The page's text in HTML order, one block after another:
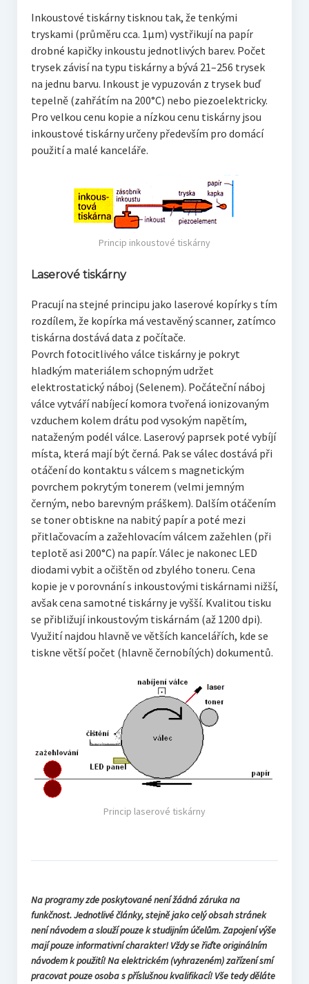
Inkoustové tiskárny tisknou tak, že tenkými
tryskami (průměru cca. 1μm) vystřikují na papír
drobné kapičky inkoustu jednotlivých barev. Počet
trysek závisí na typu tiskárny a bývá 21–256 trysek
na jednu barvu. Inkoust je vypuzován z trysek buď
tepelně (zahřátím na 200°C) nebo piezoelektricky.
Pro velkou cenu kopie a nízkou cenu tiskárny jsou
inkoustové tiskárny určeny především pro domácí
použití a malé kanceláře.
Princip inkoustové tiskárny
Laserové tiskárny
Pracují na stejné principu jako laserové kopírky s tím
rozdílem, že kopírka má vestavěný scanner, zatímco
tiskárna dostává data z počítače.
Povrch fotocitlivého válce tiskárny je pokryt
hladkým materiálem schopným udržet
elektrostatický náboj (Selenem). Počáteční náboj
válce vytváří nabíjecí komora tvořená ionizovaným
vzduchem kolem drátu pod vysokým napětím,
nataženým podél válce. Laserový paprsek poté vybíjí
místa, která mají být černá. Pak se válec dostává při
otáčení do kontaktu s válcem s magnetickým
povrchem pokrytým tonerem (velmi jemným
černým, nebo barevným práškem). Dalším otáčením
se toner obtiskne na nabitý papír a poté mezi
přitlačovacím a zažehlovacím válcem zažehlen (při
teplotě asi 200°C) na papír. Válec je nakonec LED
diodami vybit a očištěn od zbylého toneru. Cena
kopie je v porovnání s inkoustovými tiskárnami nižší,
avšak cena samotné tiskárny je vyšší. Kvalitou tisku
se přibližují inkoustovým tiskárnám (až 1200 dpi).
Využití najdou hlavně ve větších kancelářích, kde se
tiskne větší počet (hlavně černobílých) dokumentů.
Princip laserové tiskárny
Na programy zde poskytované není žádná záruka na
funkčnost. Jednotlivé články, stejně jako celý obsah stránek
není návodem a slouží pouze k studijním účelům. Zapojení výše
mají pouze informativní charakter! Vždy se řiďte originálním
návodem k použití! Na elektrickém (vyhrazeném) zařízení smí
pracovat pouze osoba s příslušnou kvalifikací! Vše tedy děláte